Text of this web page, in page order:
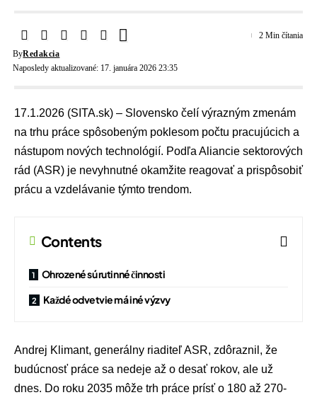
Naposledy aktualizované: 17. januára 2026 23:35
ByRedakcia
2 Min čítania
17.1.2026 (SITA.sk) – Slovensko čelí výrazným zmenám
na trhu práce spôsobeným poklesom počtu pracujúcich a
nástupom nových technológií. Podľa Aliancie sektorových
rád (ASR) je nevyhnutné okamžite reagovať a prispôsobiť
prácu a vzdelávanie týmto trendom.
Contents
Ohrozené sú rutinné činnosti
Každé odvetvie má iné výzvy
Andrej Klimant, generálny riaditeľ ASR, zdôraznil, že
budúcnosť práce sa nedeje až o desať rokov, ale už
dnes. Do roku 2035 môže trh práce prísť o 180 až 270-